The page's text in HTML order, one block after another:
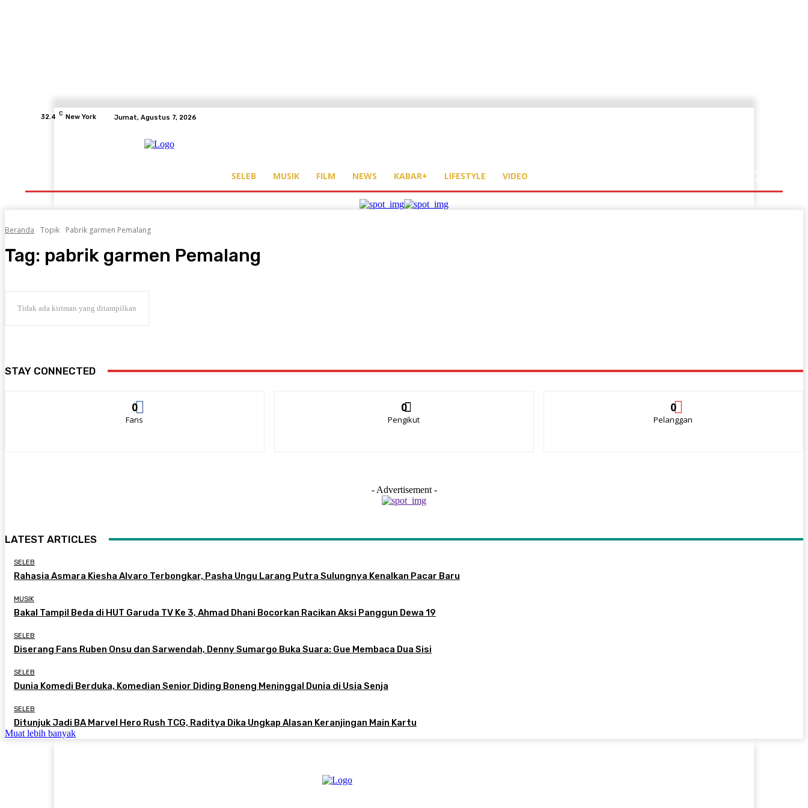
32.4 C New York Jumat, Agustus 7, 2026
SELEB MUSIK FILM NEWS KABAR+ LIFESTYLE VIDEO
Beranda Topik Pabrik garmen Pemalang
Tag: pabrik garmen Pemalang
Tidak ada kiriman yang ditampilkan
STAY CONNECTED
0
Fans
0
Pengikut
0
Pelanggan
- Advertisement -
LATEST ARTICLES
SELEB
Rahasia Asmara Kiesha Alvaro Terbongkar, Pasha Ungu Larang Putra Sulungnya Kenalkan Pacar Baru
MUSIK
Bakal Tampil Beda di HUT Garuda TV Ke 3, Ahmad Dhani Bocorkan Racikan Aksi Panggun Dewa 19
SELEB
Diserang Fans Ruben Onsu dan Sarwendah, Denny Sumargo Buka Suara: Gue Membaca Dua Sisi
SELEB
Dunia Komedi Berduka, Komedian Senior Diding Boneng Meninggal Dunia di Usia Senja
SELEB
Ditunjuk Jadi BA Marvel Hero Rush TCG, Raditya Dika Ungkap Alasan Keranjingan Main Kartu
Muat lebih banyak